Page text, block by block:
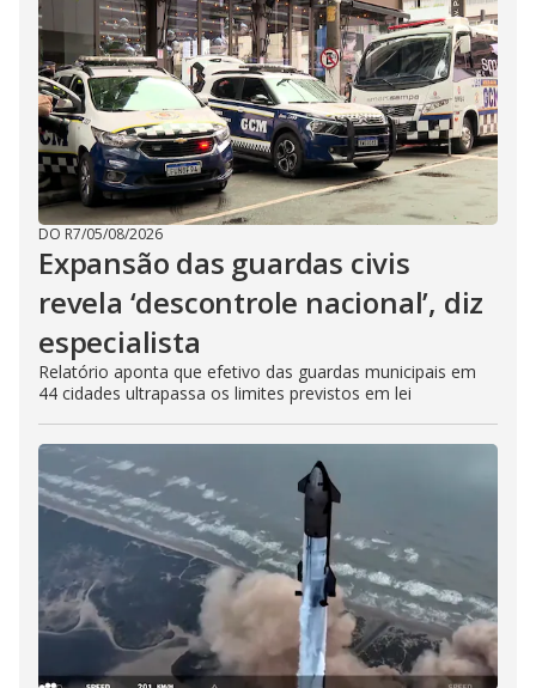
DO R7/05/08/2026
Expansão das guardas civis
revela ‘descontrole nacional’, diz
especialista
Relatório aponta que efetivo das guardas municipais em
44 cidades ultrapassa os limites previstos em lei